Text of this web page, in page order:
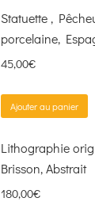
Statuette ,
porcelaine,
45,00€
Ajouter au panier
Lithographie
Brisson, Abstrait
180,00€